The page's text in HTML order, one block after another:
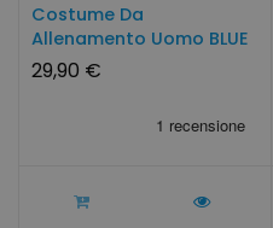
Costume Da
Allenamento Uomo BLUE
STRIPE By...
29,90 €